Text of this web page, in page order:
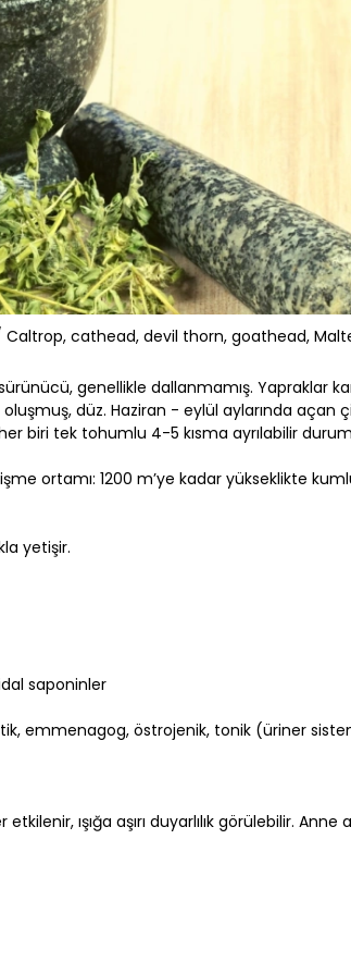
cathead, devil thorn, goathead,
genellikle dallanmamış. Yapraklar
düz. Haziran - eylül aylarında açan
biri tek tohumlu 4-5 kısma ayrılabilir
ortamı: 1200 m’ye kadar yükseklikte
yetişir.
saponinler
emmenagog, östrojenik, tonik (üriner
ışığa aşırı duyarlılık görülebilir. Anne